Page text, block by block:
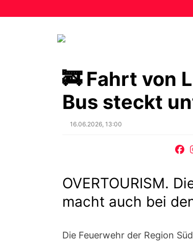
🚒 Fahrt von
Bus steckt
Posted
16.06.2026, 13:00
OVERTOURISM.
macht auch bei
Die Feuerwehr der Region